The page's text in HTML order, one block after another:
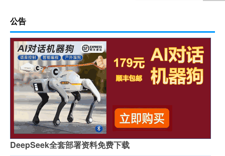
公告
DeepSeek全套部署资料免费下载